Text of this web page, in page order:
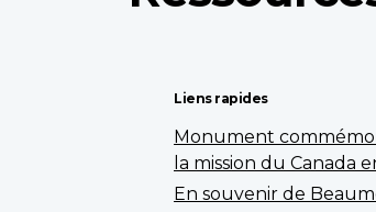
Liens rapides
Monument
la mission du Canada
En souvenir de